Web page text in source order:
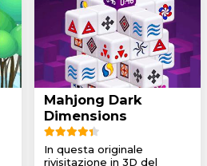
Mahjong Dark
Dimensions
In questa originale
rivisitazione in 3D del